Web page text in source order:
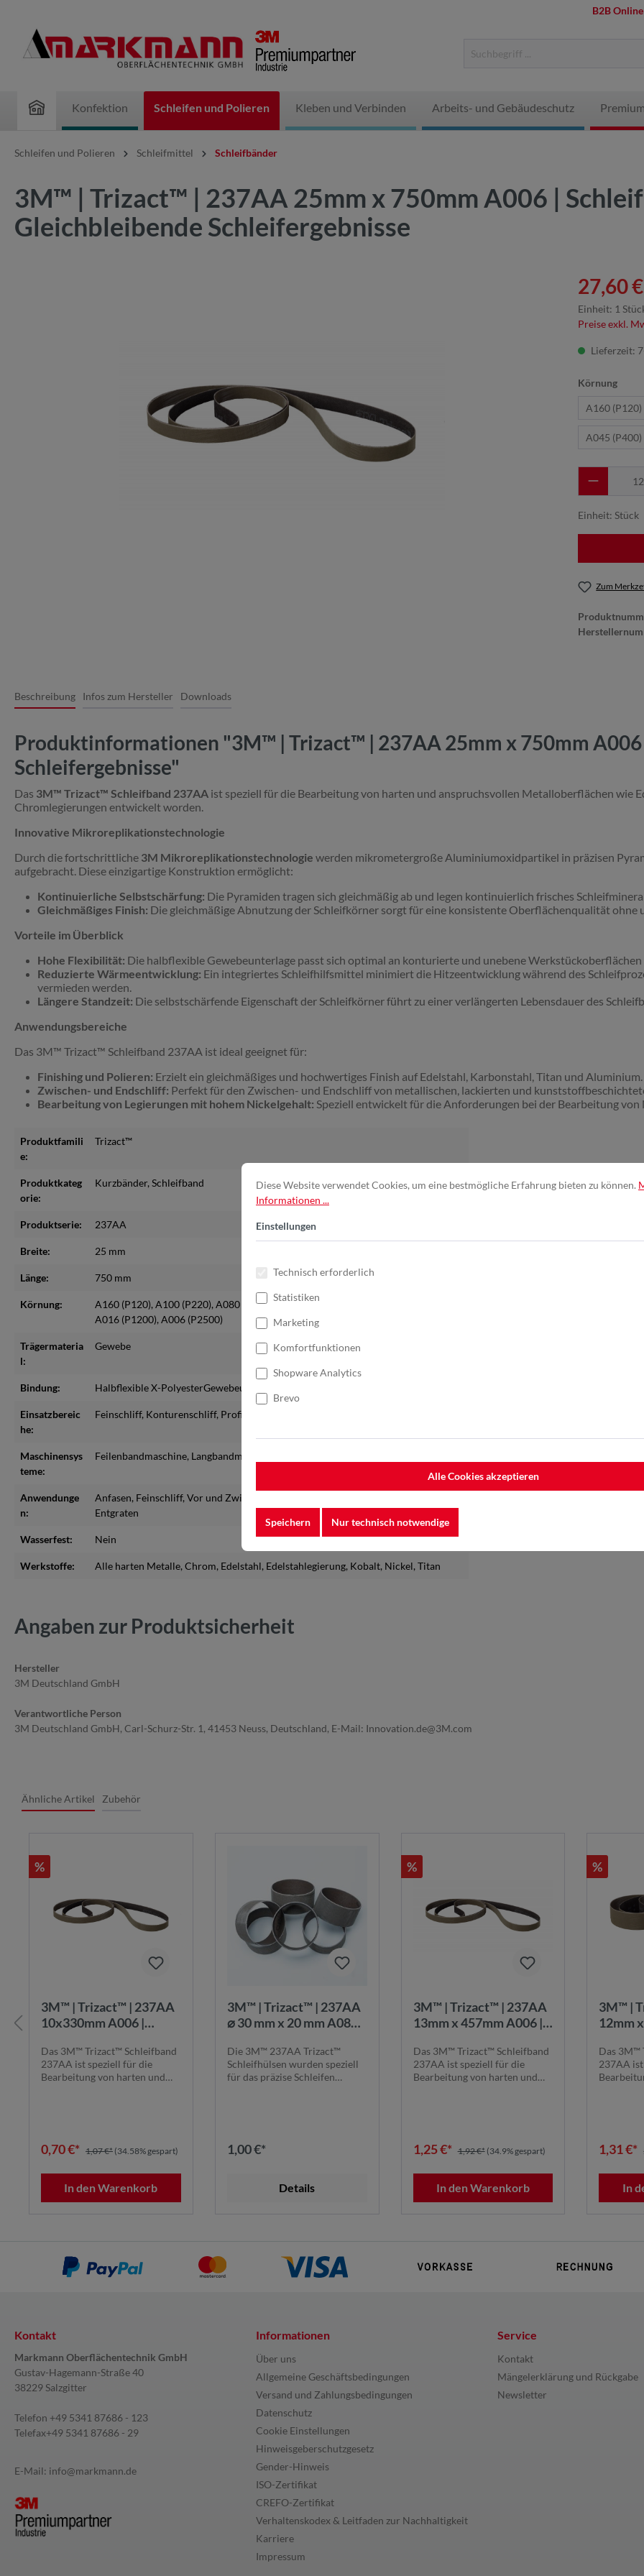
B2B
Konfektion Schleifen und Polieren Kleben und Verbinden Arbeits- und Gebäudeschutz
Schleifen und Polieren Schleifmittel Schleifbänder
3M™ | Trizact™ | 237AA 25mm x 750mm A006 |
Gleichbleibende Schleifergebnisse
27,60
Einheit: 1
Preise exkl.
Lieferzeit:
Körnung
A160 (P120)
A045 (P400)
Einheit: Stück
Zum
Beschreibung Infos zum Hersteller Downloads
Produktinformationen "3M™ | Trizact™ | 237AA 25mm x 750mm
Schleifergebnisse"
Das 3M™ Trizact™ Schleifband 237AA ist speziell für die Bearbeitung von harten und anspruchsvollen Metalloberflächen wie
Chromlegierungen entwickelt worden.
Innovative Mikroreplikationstechnologie
Durch die fortschrittliche 3M Mikroreplikationstechnologie werden mikrometergroße Aluminiumoxidpartikel in präzisen
aufgebracht. Diese einzigartige Konstruktion ermöglicht:
Kontinuierliche Selbstschärfung: Die Pyramiden tragen sich gleichmäßig ab und legen kontinuierlich frisches
Gleichmäßiges Finish: Die gleichmäßige Abnutzung der Schleifkörner sorgt für eine konsistente Oberflächenqualität ohne
Vorteile im Überblick
Hohe Flexibilität: Die halbflexible Gewebeunterlage passt sich optimal an konturierte und unebene
Reduzierte Wärmeentwicklung: Ein integriertes Schleifhilfsmittel minimiert die Hitzeentwicklung während des
vermieden werden.
Längere Standzeit: Die selbstschärfende Eigenschaft der Schleifkörner führt zu einer verlängerten Lebensdauer des
Anwendungsbereiche
Das 3M™ Trizact™ Schleifband 237AA ist ideal geeignet für:
Finishing und Polieren: Erzielt ein gleichmäßiges und hochwertiges Finish auf Edelstahl, Karbonstahl, Titan und Aluminium.
Zwischen- und Endschliff: Perfekt für den Zwischen- und Endschliff von metallischen, lackierten und
Bearbeitung von Legierungen mit hohem Nickelgehalt: Speziell entwickelt für die Anforderungen bei der Bearbeitung
Produktfamili
e:
Trizact™
Produktkateg
orie:
Kurzbänder, Schleifband
Produktserie: 237AA
Breite: 25 mm
Länge: 750 mm
Körnung: A160 (P120), A100 (P220), A080 (P240) , A065 (P280)
A016 (P1200), A006 (P2500)
Trägermateria
l:
Gewebe
Bindung: Halbflexible X-PolyesterGewebeunterlage mit einer Vollkunstharz verbindung
Einsatzbereic
he:
Feinschliff, Konturenschliff, Profilschliff
Maschinensys
teme:
Feilenbandmaschine, Langbandmaschine
Anwendunge
n:
Anfasen, Feinschliff, Vor und Zwischenschliff
Entgraten
Wasserfest: Nein
Werkstoffe: Alle harten Metalle, Chrom, Edelstahl, Edelstahlegierung, Kobalt, Nickel, Titan
Angaben zur Produktsicherheit
Hersteller
3M Deutschland GmbH
Verantwortliche Person
3M Deutschland GmbH, Carl-Schurz-Str. 1, 41453 Neuss, Deutschland, E-Mail: Innovation.de@3M.com
Ähnliche Artikel Zubehör
%
3M™ | Trizact™ | 237AA
10x330mm A006 |
Gleichbleibende
Schleifergebnisse
Das 3M™ Trizact™ Schleifband
237AA ist speziell für die
Bearbeitung von harten und
0,70 €* 1,07 €* (34.58% gespart)
In den Warenkorb
3M™ | Trizact™ | 237AA
⌀ 30 mm x 20 mm A080 |
Drehzahl: 19100 min-1 |
3M237AAD30X20A080
Die 3M™ 237AA Trizact™
Schleifhülsen wurden speziell
für das präzise Schleifen
1,00 €*
Details
%
3M™ | Trizact™ | 237AA
13mm x 457mm A006 |
Gleichbleibende
Schleifergebnisse
Das 3M™ Trizact™ Schleifband
237AA ist speziell für die
Bearbeitung von harten und
1,25 €* 1,92 €* (34.9% gespart)
In den Warenkorb
%
3M™ |
12mm
Das 3M™
237AA
1,31 €*
In
Kontakt
Markmann Oberflächentechnik GmbH
Gustav-Hagemann-Straße 40
38229 Salzgitter
Telefon +49 5341 87686 - 123
Telefax+49 5341 87686 - 29
E-Mail: info@markmann.de
Informationen
Über uns
Allgemeine Geschäftsbedingungen
Versand und Zahlungsbedingungen
Datenschutz
Cookie Einstellungen
Hinweisgeberschutzgesetz
Gender-Hinweis
ISO-Zertifikat
CREFO-Zertifikat
Verhaltenskodex & Leitfaden zur Nachhaltigkeit
Karriere
Impressum
Service
Kontakt
Mängelerklärung und Rückgabe
Newsletter
Diese Website verwendet Cookies, um eine bestmögliche Erfahrung bieten zu können.
Informationen ...
Einstellungen
Technisch erforderlich
Statistiken
Marketing
Komfortfunktionen
Shopware Analytics
Brevo
Alle Cookies akzeptieren
Speichern Nur technisch notwendige